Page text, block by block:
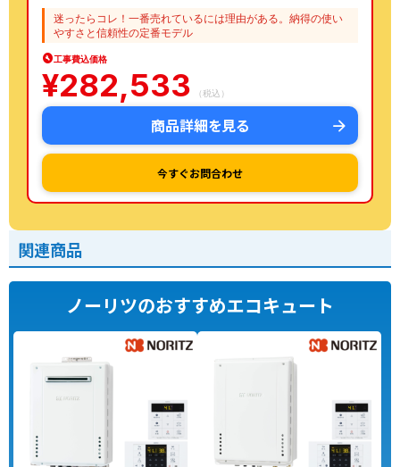
迷ったらコレ！一番売れているには理由がある。納得の使い
やすさと信頼性の定番モデル
工事費込価格
¥282,533 （税込）
商品詳細を見る
今すぐお問合わせ
関連商品
ノーリツのおすすめエコキュート